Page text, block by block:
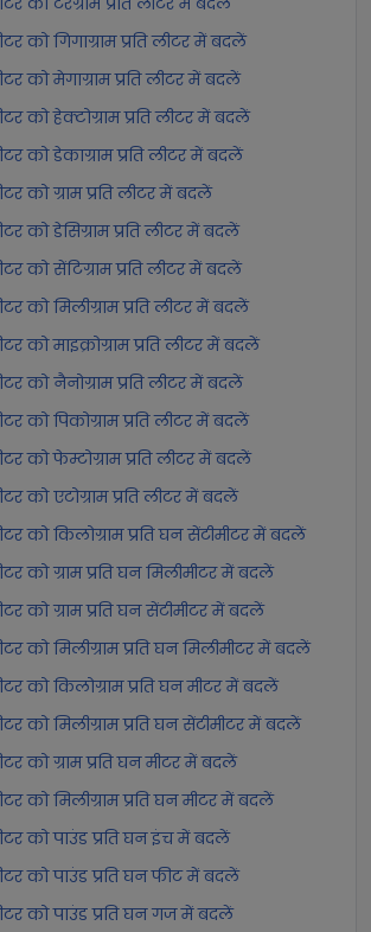
को गिगाग्राम प्रति लीटर में बदलें
को मेगाग्राम प्रति लीटर में बदलें
को हेक्टोग्राम प्रति लीटर में बदलें
को डेकाग्राम प्रति लीटर में बदलें
को ग्राम प्रति लीटर में बदलें
को डेसिग्राम प्रति लीटर में बदलें
को सेंटिग्राम प्रति लीटर में बदलें
को मिलीग्राम प्रति लीटर में बदलें
को माइक्रोग्राम प्रति लीटर में बदलें
को नैनोग्राम प्रति लीटर में बदलें
को पिकोग्राम प्रति लीटर में बदलें
को फेम्टोग्राम प्रति लीटर में बदलें
को एटोग्राम प्रति लीटर में बदलें
को किलोग्राम प्रति घन सेंटीमीटर में बदलें
को ग्राम प्रति घन मिलीमीटर में बदलें
को ग्राम प्रति घन सेंटीमीटर में बदलें
को मिलीग्राम प्रति घन मिलीमीटर में बदलें
को किलोग्राम प्रति घन मीटर में बदलें
को मिलीग्राम प्रति घन सेंटीमीटर में बदलें
को ग्राम प्रति घन मीटर में बदलें
को मिलीग्राम प्रति घन मीटर में बदलें
को पाउंड प्रति घन इंच में बदलें
को पाउंड प्रति घन फीट में बदलें
को पाउंड प्रति घन गज में बदलें